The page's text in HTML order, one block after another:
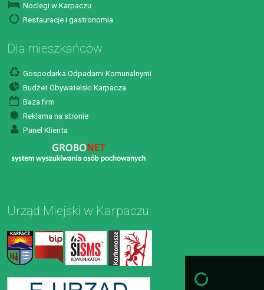
Noclegi w Karpaczu
Restauracje i gastronomia
Dla mieszkańców
Gospodarka Odpadami Komunalnymi
Budżet Obywatelski Karpacza
Baza firm
Reklama na stronie
Panel Klienta
Urząd Miejski w Karpaczu